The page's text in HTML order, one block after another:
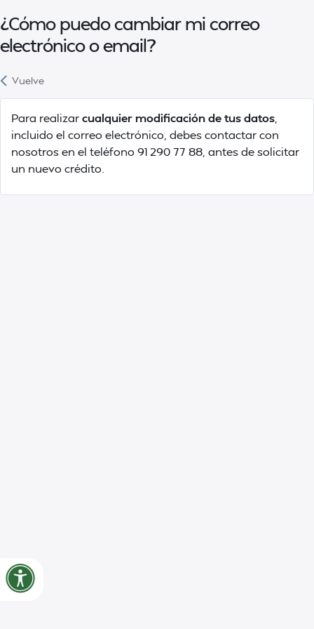
¿Cómo puedo cambiar mi correo
electrónico o email?
Vuelve
Para realizarcualquier modificación de tus datos
incluido el correo electrónico, debes contactar con
nosotros en el teléfono 91 290 77 88, antes de solicitar
un nuevo crédito.